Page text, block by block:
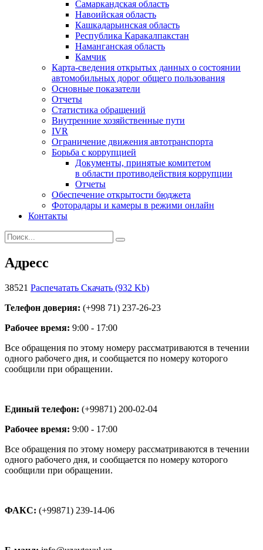
Самаркандская область
Навоийская область
Кашкадарьинская область
Республика Каракалпакстан
Наманганская область
Камчик
Карта-сведения открытых данных о состоянии
автомобильных дорог общего пользования
Основные показатели
Отчеты
Статистика обращений
Внутренние хозяйственные пути
IVR
Ограничение движения автотранспорта
Борьба с коррупцией
Документы, принятые комитетом
в области противодействия коррупции
Отчеты
Обеспечение открытости бюджета
Фоторадары и камеры в режими онлайн
Контакты
Адресс
38521 Распечатать Скачать (932 Kb)
Телефон доверия: (+998 71) 237-26-23
Рабочее время: 9:00 - 17:00
Все обращения по этому номеру рассматриваются в течении
одного рабочего дня, и сообщается по номеру которого
сообщили при обращении.
Единый телефон: (+99871) 200-02-04
Рабочее время: 9:00 - 17:00
Все обращения по этому номеру рассматриваются в течении
одного рабочего дня, и сообщается по номеру которого
сообщили при обращении.
ФАКС: (+99871) 239-14-06